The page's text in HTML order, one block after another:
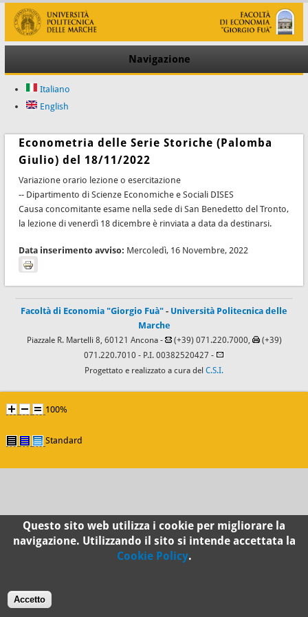
Navigazione
Italiano
English
Econometria delle Serie Storiche (Palomba
Giulio) del 18/11/2022
Variazione orario lezione o esercitazione
-- Dipartimento di Scienze Economiche e Sociali DISES
Causa concomitante esame nella sede di San Benedetto del Tronto,
la lezione di venerdì 18 dicembre è rinviata a data da destinarsi.
Data inserimento avviso: Mercoledì, 16 Novembre, 2022
Facoltà di Economia "Giorgio Fuà" - Università Politecnica delle
Marche
Piazzale R. Martelli 8, 60121 Ancona - (+39) 071.220.7000,
(+39)
071.220.7010 - P.I. 00382520427 -
Progettato e realizzato a cura del C.S.I.
100%
Standard
Questo sito web utilizza i cookie per migliorare la
navigazione. Utilizzando il sito si intende accettata la
Cookie Policy.
Accetto